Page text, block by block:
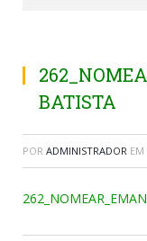
BATISTA
POR ADMINISTRADOR EM